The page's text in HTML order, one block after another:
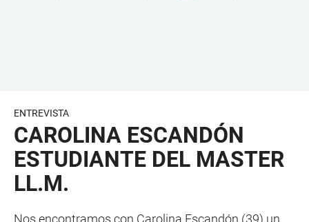
ENTREVISTA
CAROLINA ESCANDÓN
ESTUDIANTE DEL MASTER
LL.M.
Nos encontramos con Carolina Escandón (39) un